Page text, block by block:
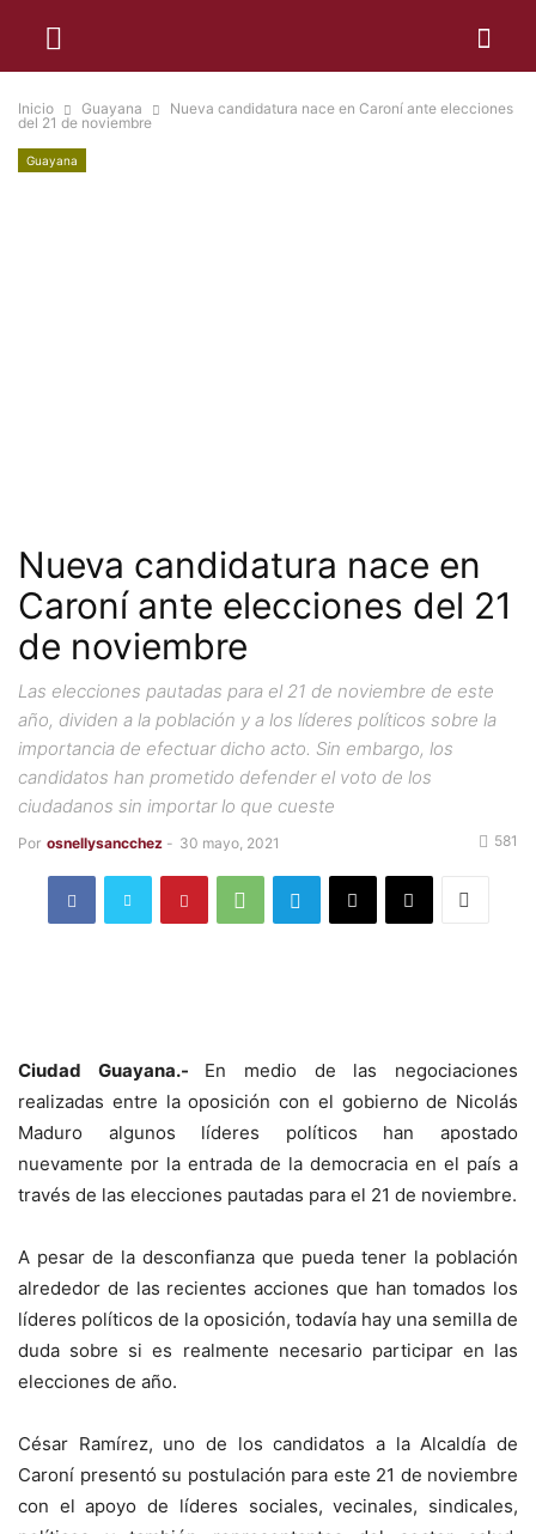
Inicio Guayana
Nueva candidatura nace en Caroní ante elecciones
del 21 de noviembre
Guayana
Nueva candidatura nace en
Caroní ante elecciones del 21
de noviembre
Las elecciones pautadas para el 21 de noviembre de este
año, dividen a la población y a los líderes políticos sobre la
importancia de efectuar dicho acto. Sin embargo, los
candidatos han prometido defender el voto de los
ciudadanos sin importar lo que cueste
Por osnellysancchez - 30 mayo, 2021 581
Ciudad Guayana.- En medio de las negociaciones
realizadas entre la oposición con el gobierno de Nicolás
Maduro algunos líderes políticos han apostado
nuevamente por la entrada de la democracia en el país a
través de las elecciones pautadas para el 21 de noviembre.
A pesar de la desconfianza que pueda tener la población
alrededor de las recientes acciones que han tomados los
líderes políticos de la oposición, todavía hay una semilla de
duda sobre si es realmente necesario participar en las
elecciones de año.
César Ramírez, uno de los candidatos a la Alcaldía de
Caroní presentó su postulación para este 21 de noviembre
con el apoyo de líderes sociales, vecinales, sindicales,